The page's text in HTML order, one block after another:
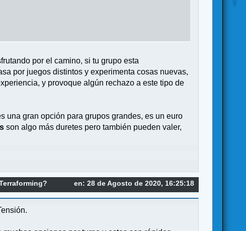
por el camino, si tu grupo esta
por juegos distintos y experimenta cosas nuevas,
y provoque algún rechazo a este tipo de
una gran opción para grupos grandes, es un euro
son algo más duretes pero también pueden valer,
en: 28 de Agosto de 2020, 16:25:18